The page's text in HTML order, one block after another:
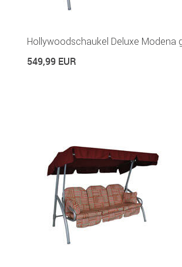
Hollywoodschaukel Deluxe Modena
549,99 EUR